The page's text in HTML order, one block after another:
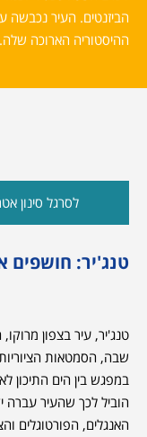
הביזנטים. העיר נכבשה
ההיסטוריה הארוכה שלה.
לסרגל סינון
טנג'יר: חושפים
טנג'יר, עיר בצפון מרוקו,
שבה, הסמטאות
במפגש בין הים התיכון
הוביל לכך שהעיר עברה
האנגלים, הפורטוגלים